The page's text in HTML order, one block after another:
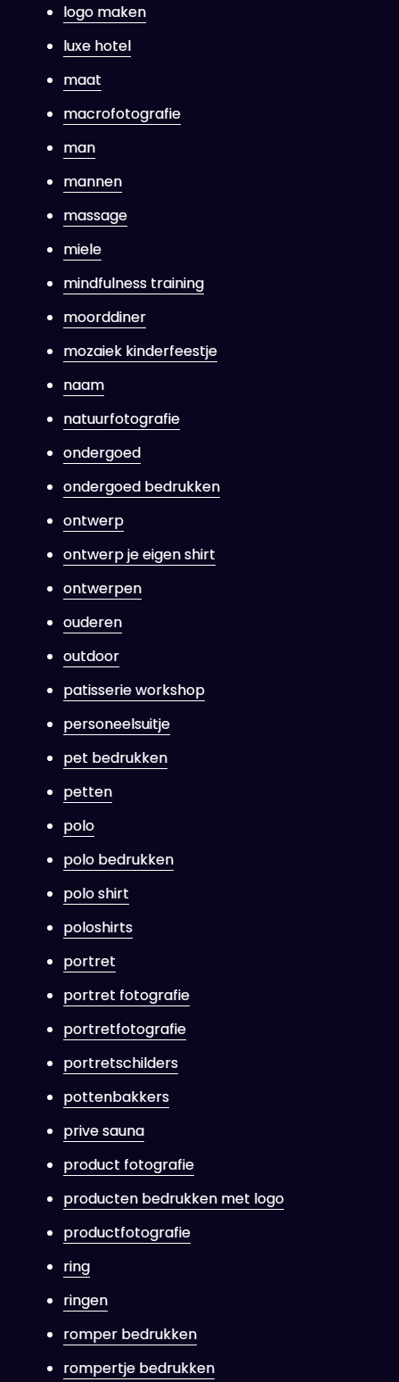
logo maken
luxe hotel
maat
macrofotografie
man
mannen
massage
miele
mindfulness training
moorddiner
mozaiek kinderfeestje
naam
natuurfotografie
ondergoed
ondergoed bedrukken
ontwerp
ontwerp je eigen shirt
ontwerpen
ouderen
outdoor
patisserie workshop
personeelsuitje
pet bedrukken
petten
polo
polo bedrukken
polo shirt
poloshirts
portret
portret fotografie
portretfotografie
portretschilders
pottenbakkers
prive sauna
product fotografie
producten bedrukken met logo
productfotografie
ring
ringen
romper bedrukken
rompertje bedrukken